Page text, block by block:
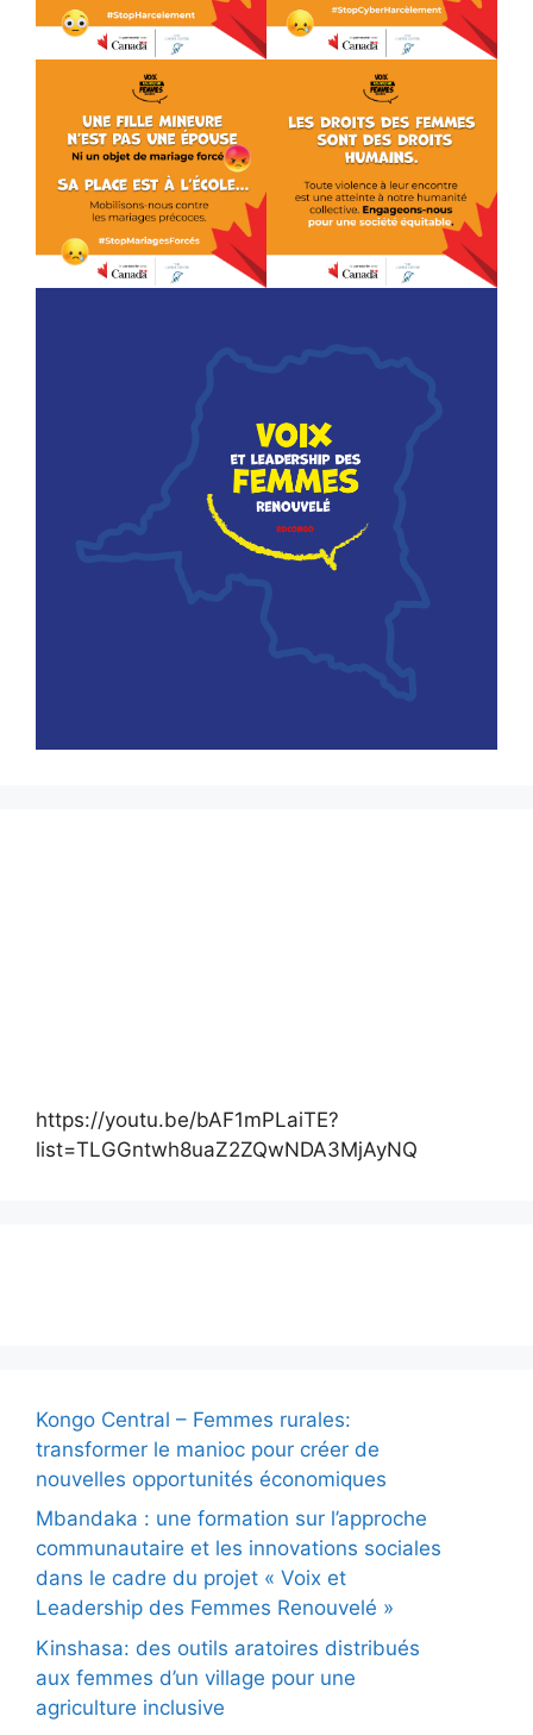
https://youtu.be/bAF1mPLaiTE?
list=TLGGntwh8uaZ2ZQwNDA3MjAyNQ
Kongo Central – Femmes rurales:
transformer le manioc pour créer de
nouvelles opportunités économiques
Mbandaka : une formation sur l’approche
communautaire et les innovations sociales
dans le cadre du projet « Voix et
Leadership des Femmes Renouvelé »
Kinshasa: des outils aratoires distribués
aux femmes d’un village pour une
agriculture inclusive